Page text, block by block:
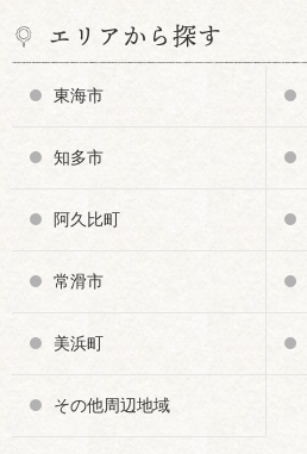
エリアから探す
東海市
知多市
阿久比町
常滑市
美浜町
その他周辺地域